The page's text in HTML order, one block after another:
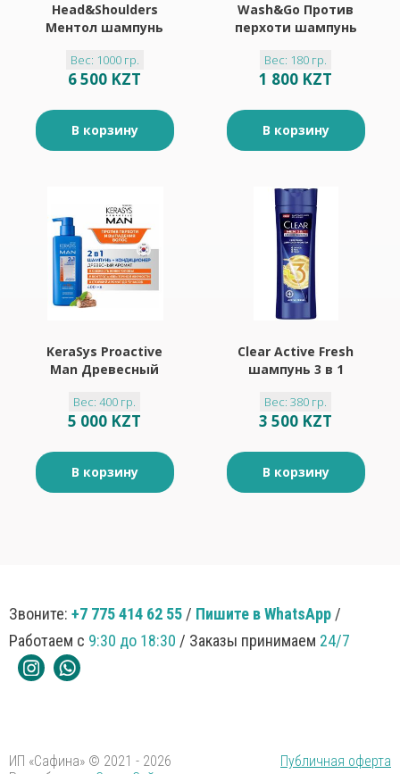
Head&Shoulders
Ментол шампунь
Вес: 1000 гр.
6 500 KZT
В корзину
Wash&Go Против
перхоти шампунь
Вес: 180 гр.
1 800 KZT
В корзину
KeraSys Proactive
Man Древесный
шампунь 400мл
Вес: 400 гр.
5 000 KZT
В корзину
Clear Active Fresh
шампунь 3 в 1
Вес: 380 гр.
3 500 KZT
В корзину
Звоните: +7 775 414 62 55 / Пишите в WhatsApp /
Работаем с 9:30 до 18:30 / Заказы принимаем 24/7
ИП «Сафина» © 2021 - 2026
Публичная оферта